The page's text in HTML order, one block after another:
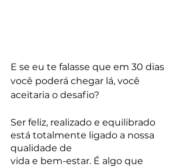
E se eu te falasse que em 30 dias
você poderá chegar lá, você
aceitaria o desafio?
Ser feliz, realizado e equilibrado
está totalmente ligado a nossa
qualidade de
vida e bem-estar. É algo que